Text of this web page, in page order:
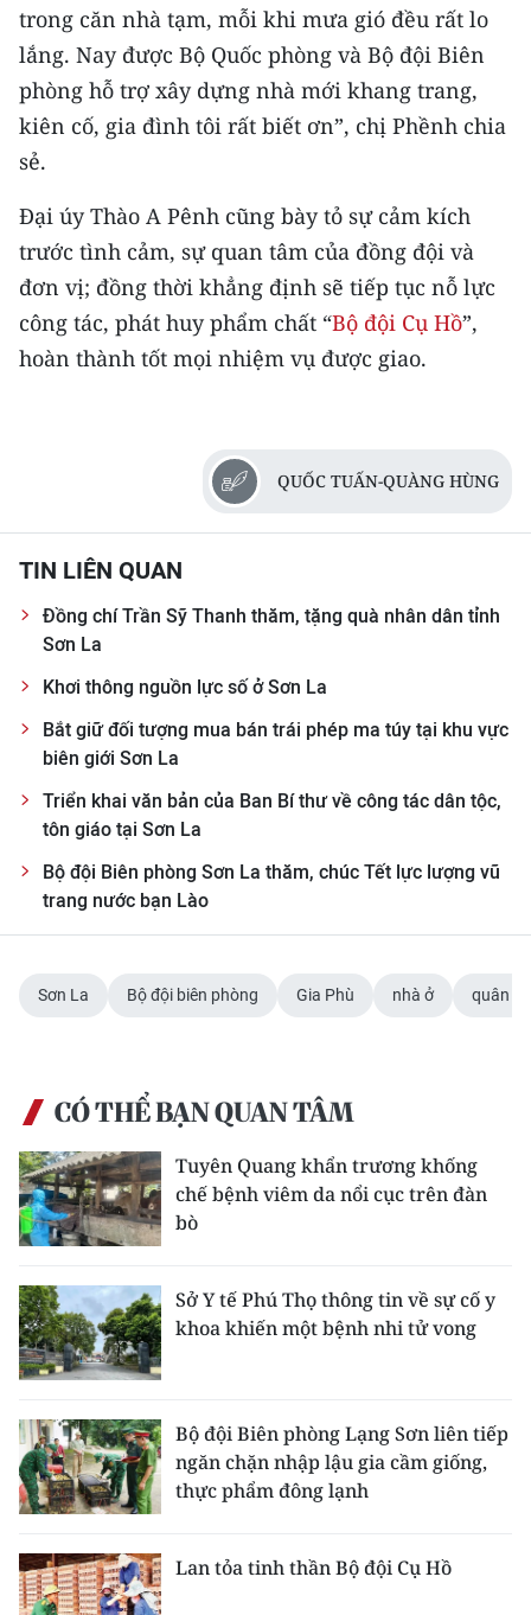
Chuyên trang TP. Hồ Chí Minh
CHUYÊN ĐỀ
CÁC CHUYÊN TRANG
VỀ BÁO NHÂN DÂN
THỜI NAY
NHÂN DÂN CUỐI TUẦN
NHÂN DÂN HẰNG THÁNG
ENGLISH
中文
FRANÇAIS
РУССКИЙ
ESPAÑOL
trong căn nhà tạm, mỗi khi mưa gió đều rất lo
lắng. Nay được Bộ Quốc phòng và Bộ đội Biên
phòng hỗ trợ xây dựng nhà mới khang trang,
kiên cố, gia đình tôi rất biết ơn”, chị Phềnh chia
sẻ.
Đại úy Thào A Pênh cũng bày tỏ sự cảm kích
trước tình cảm, sự quan tâm của đồng đội và
đơn vị; đồng thời khẳng định sẽ tiếp tục nỗ lực
công tác, phát huy phẩm chất “Bộ đội Cụ Hồ”,
hoàn thành tốt mọi nhiệm vụ được giao.
QUỐC TUẤN-QUÀNG HÙNG
TIN LIÊN QUAN
Đồng chí Trần Sỹ Thanh thăm, tặng quà nhân dân tỉnh
Sơn La
Khơi thông nguồn lực số ở Sơn La
Bắt giữ đối tượng mua bán trái phép ma túy tại khu vực
biên giới Sơn La
Triển khai văn bản của Ban Bí thư về công tác dân tộc,
tôn giáo tại Sơn La
Bộ đội Biên phòng Sơn La thăm, chúc Tết lực lượng vũ
trang nước bạn Lào
Sơn La Bộ đội biên phòng Gia Phù nhà ở quân
CÓ THỂ BẠN QUAN TÂM
Tuyên Quang khẩn trương khống
chế bệnh viêm da nổi cục trên đàn
bò
Sở Y tế Phú Thọ thông tin về sự cố y
khoa khiến một bệnh nhi tử vong
Bộ đội Biên phòng Lạng Sơn liên tiếp
ngăn chặn nhập lậu gia cầm giống,
thực phẩm đông lạnh
Lan tỏa tinh thần Bộ đội Cụ Hồ